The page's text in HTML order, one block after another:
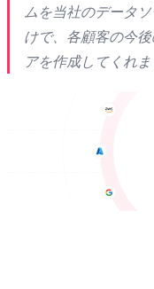
ムを当社のデータ
けで、各顧客の今
アを作成してくれま